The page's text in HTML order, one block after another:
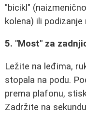
"bicikl"
kolena) ili
5. "Most" za
Ležite na leđima,
stopala na podu.
prema plafonu,
Zadržite na